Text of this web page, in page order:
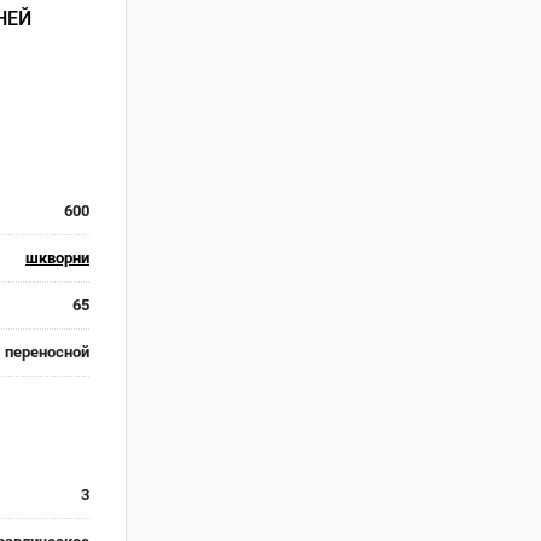
600
шкворни
65
переносной
3